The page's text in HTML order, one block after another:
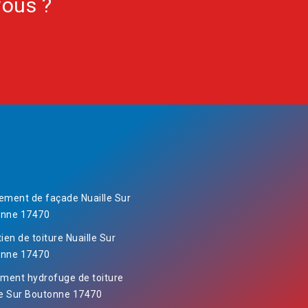
?
de façade Nuaille Sur
17470
de toiture Nuaille Sur
17470
hydrofuge de toiture
Sur Boutonne 17470